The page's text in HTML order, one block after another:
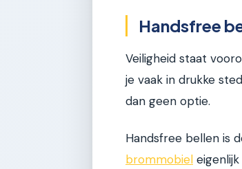
Handsfree
Veiligheid staat
je vaak in drukke
dan geen optie.
Handsfree bellen is
brommobiel